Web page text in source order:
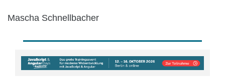
Mascha Schnellbacher